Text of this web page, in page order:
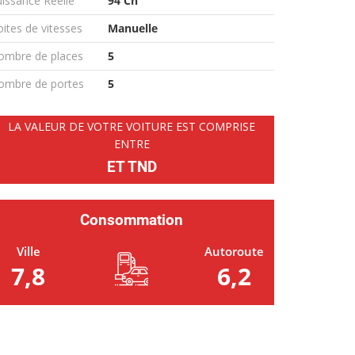
de vitesses
Manuelle
de places
5
de portes
5
LA VALEUR DE VOTRE VOITURE EST COMPRISE
ENTRE
ET TND
Consommation
Ville
7,8
Autoroute
6,2